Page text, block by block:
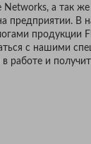
Networks, а так
предприятии.
продукции
с нашими
работе и